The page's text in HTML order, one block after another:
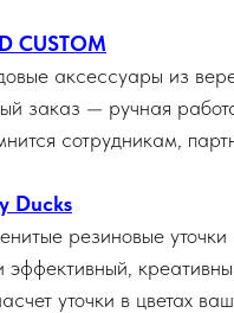
CUSTOM
аксессуары из
заказ — ручная
сотрудникам,
Ducks
резиновые
уточки в цветах